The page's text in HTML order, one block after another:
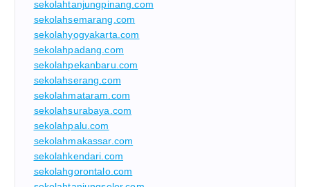
sekolahtanjungpinang.com
sekolahsemarang.com
sekolahyogyakarta.com
sekolahpadang.com
sekolahpekanbaru.com
sekolahserang.com
sekolahmataram.com
sekolahsurabaya.com
sekolahpalu.com
sekolahmakassar.com
sekolahkendari.com
sekolahgorontalo.com